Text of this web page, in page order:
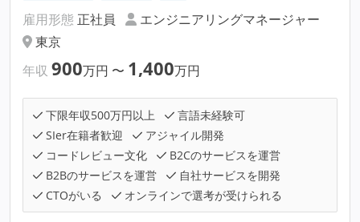
雇用形態 正社員
エンジニアリングマネージャー
東京
年収 900万円 〜 1,400万円
下限年収500万円以上
言語未経験可
SIer在籍者歓迎
アジャイル開発
コードレビュー文化
B2Cのサービスを運営
B2Bのサービスを運営
自社サービスを開発
CTOがいる
オンラインで選考が受けられる